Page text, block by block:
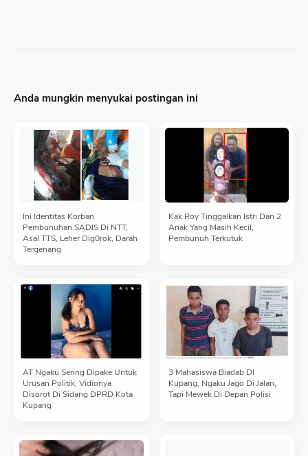
Anda mungkin menyukai postingan ini
Ini Identitas Korban
Pembunuhan SADIS Di NTT,
Asal TTS, Leher Dig0rok, Darah
Tergenang
Kak Roy Tinggalkan Istri Dan 2
Anak Yang Masih Kecil,
Pembunuh Terkutuk
AT Ngaku Sering Dipake Untuk
Urusan Politik, Vidionya
Disorot Di Sidang DPRD Kota
Kupang
3 Mahasiswa Biadab DI
Kupang, Ngaku Jago Di Jalan,
Tapi Mewek Di Depan Polisi